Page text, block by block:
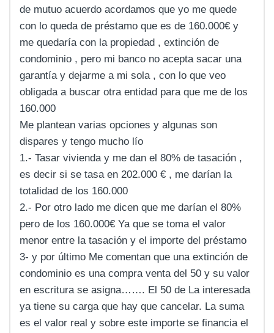
de mutuo acuerdo acordamos que yo me quede
con lo queda de préstamo que es de 160.000€ y
me quedaría con la propiedad , extinción de
condominio , pero mi banco no acepta sacar una
garantía y dejarme a mi sola , con lo que veo
obligada a buscar otra entidad para que me de los
160.000
Me plantean varias opciones y algunas son
dispares y tengo mucho lío
1.- Tasar vivienda y me dan el 80% de tasación ,
es decir si se tasa en 202.000 € , me darían la
totalidad de los 160.000
2.- Por otro lado me dicen que me darían el 80%
pero de los 160.000€ Ya que se toma el valor
menor entre la tasación y el importe del préstamo
3- y por último Me comentan que una extinción de
condominio es una compra venta del 50 y su valor
en escritura se asigna……. El 50 de La interesada
ya tiene su carga que hay que cancelar. La suma
es el valor real y sobre este importe se financia el